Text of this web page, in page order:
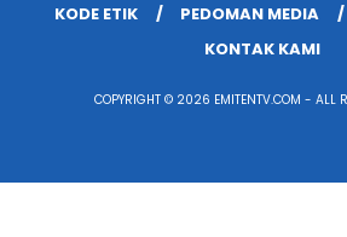
KODE ETIK
PEDOMAN MEDIA
KONTAK KAMI
COPYRIGHT © 2026 EMITENTV.COM - ALL